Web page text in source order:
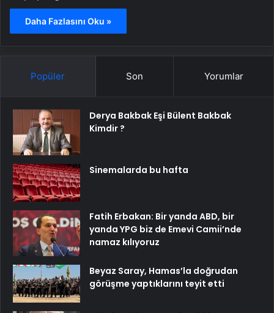
Daha Fazlasını Oku »
Popüler Son Yorumlar
Derya Bakbak Eşi Bülent Bakbak
Kimdir ?
Sinemalarda bu hafta
Fatih Erbakan: Bir yanda ABD, bir
yanda YPG biz de Emevi Camii’nde
namaz kılıyoruz
Beyaz Saray, Hamas’la doğrudan
görüşme yaptıklarını teyit etti